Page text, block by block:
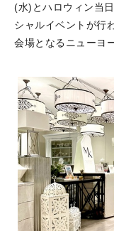
(水)とハロウィン当
シャルイベントが行
会場となるニューヨ